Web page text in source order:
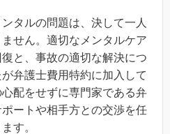
タルの問題は、決して一人
せん。適切なメンタルケア
と、事故の適切な解決につ
弁護士費用特約に加入して
配をせずに専門家である弁
ートや相手方との交渉を任
す。